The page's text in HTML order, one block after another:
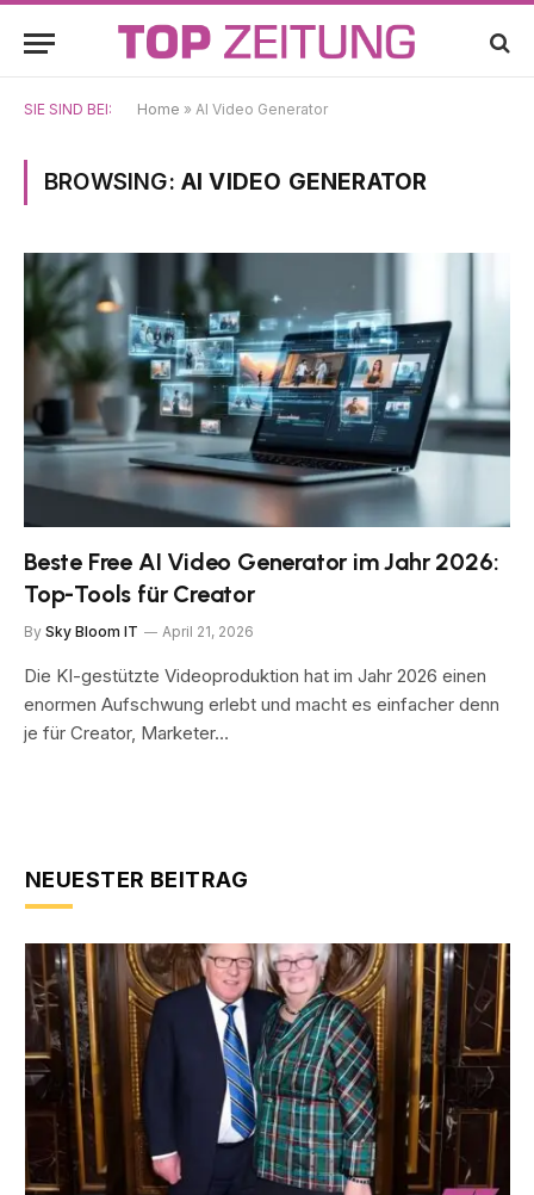
SIE SIND BEI: Home » AI Video Generator
BROWSING: AI VIDEO GENERATOR
Beste Free AI Video Generator im Jahr 2026:
Top-Tools für Creator
By Sky Bloom IT April 21, 2026
Die KI-gestützte Videoproduktion hat im Jahr 2026 einen
enormen Aufschwung erlebt und macht es einfacher denn
je für Creator, Marketer…
NEUESTER BEITRAG